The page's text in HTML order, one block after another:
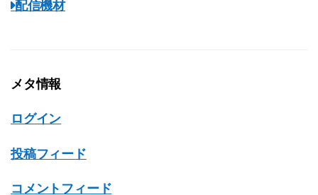
配信機材
メタ情報
ログイン
投稿フィード
コメントフィード